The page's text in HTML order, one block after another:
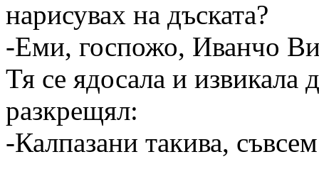
нарисувах на дъската?
-Еми, госпожо, Иванчо
Тя се ядосала и извикала
разкрещял:
-Калпазани такива,